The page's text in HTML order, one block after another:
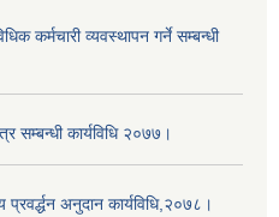
कर्मचारी व्यवस्थापन गर्ने सम्बन्धी
सम्बन्धी कार्यविधि २०७७।
अनुदान कार्यविधि,२०७८।